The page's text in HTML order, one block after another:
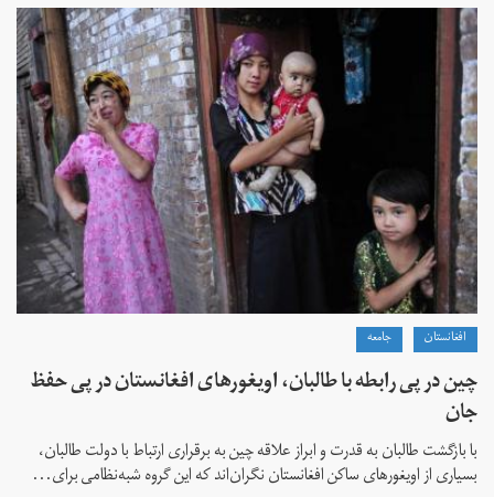
افغانستان جامعه
چین در پی رابطه با طالبان، اویغورهای افغانستان در پی حفظ
جان
با بازگشت طالبان به قدرت و ابراز علاقه چین به برقراری ارتباط با دولت طالبان،
بسیاری از اویغورهای ساکن افغانستان نگران‌اند که این گروه شبه‌نظامی برای...